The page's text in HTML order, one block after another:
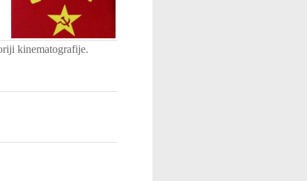
kinematografije.